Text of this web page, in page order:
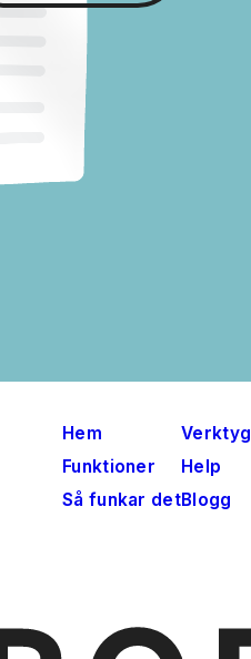
Hem
Funktioner
Så funkar det
Verktyg
Help
Blogg